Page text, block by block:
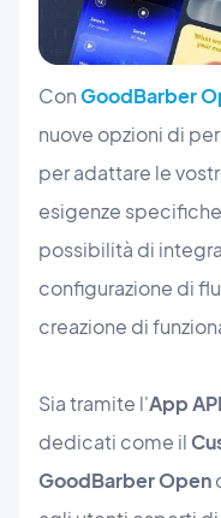
ConGoodBarber
nuove opzioni di
per adattare le
esigenze
possibilità di
configurazione di
creazione di
Sia tramite l'App API
dedicati come il
GoodBarber Open